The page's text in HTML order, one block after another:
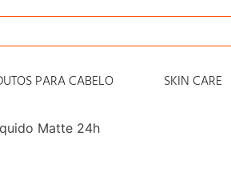
PARA CABELO SKIN CARE
Matte 24h